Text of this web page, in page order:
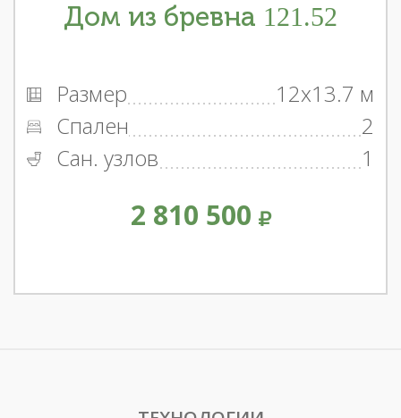
Дом из бревна 121.52
Размер
12x13.7 м
Спален
2
Сан. узлов
1
2 810 500